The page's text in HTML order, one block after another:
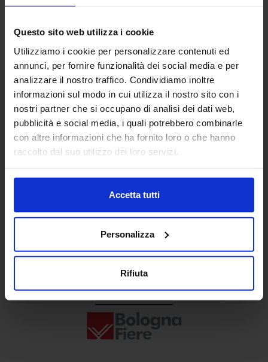
Questo sito web utilizza i cookie
Utilizziamo i cookie per personalizzare contenuti ed
annunci, per fornire funzionalità dei social media e per
analizzare il nostro traffico. Condividiamo inoltre
informazioni sul modo in cui utilizza il nostro sito con i
nostri partner che si occupano di analisi dei dati web,
pubblicità e social media, i quali potrebbero combinarle
con altre informazioni che ha fornito loro o che hanno
raccolto dal suo utilizzo dei loro servizi.
Accetta tutti
Personalizza
Rifiuta
Senaf srl
+ 39 02.332039460
Progetto e direzione